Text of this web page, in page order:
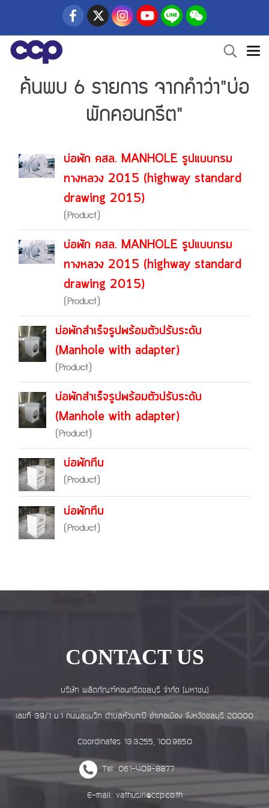
ค้นพบ 6 รายการ จากคำว่า"บ่อ
พักคอนกรีต"
บ่อพัก คสล. MANHOLE รูปแบบกรม
ทางหลวง 2015 (highway standard
drawing 2015)
(Product)
บ่อพัก คสล. MANHOLE รูปแบบกรม
ทางหลวง 2015 (highway standard
drawing 2015)
(Product)
บ่อพักสำเร็จรูปพร้อมตัวปรับระดับ
(Manhole with adapter)
(Product)
บ่อพักสำเร็จรูปพร้อมตัวปรับระดับ
(Manhole with adapter)
(Product)
บ่อพักทึบ
(Product)
บ่อพักทึบ
(Product)
CONTACT US
บริษัท ผลิตภัณฑ์คอนกรีตชลบุรี จำกัด (มหาชน)
เลขที่ 39/1 ม.1 ถนนสุขุมวิท ตำบลห้วยกะปิ อำเภอเมือง จังหวัดชลบุรี 20000
Coordinates 13.3255, 100.9650
Tel: 061-409-8877
E-mail: vathusiri@ccp.co.th